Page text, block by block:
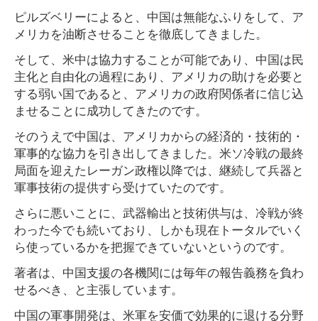
ピルズベリーによると、中国は無能なふりをして、ア
メリカを油断させることを徹底してきました。
そして、米中は協力することが可能であり、中国は民
主化と自由化の過程にあり、アメリカの助けを必要と
する弱い国であると、アメリカの政府関係者に信じ込
ませることに成功してきたのです。
そのうえで中国は、アメリカからの経済的・技術的・
軍事的な協力を引き出してきました。米ソ冷戦の最終
局面を迎えたレーガン政権以降では、継続して兵器と
軍事技術の提供すら受けていたのです。
さらに悪いことに、武器輸出と技術供与は、冷戦が終
わった今でも続いており、しかも現在トータルでいく
ら使っているかを把握できていないというのです。
著者は、中国支援の各機関には毎年の報告義務を負わ
せるべき、と主張しています。
中国の軍事開発は、米軍を安価で効果的に退ける分野